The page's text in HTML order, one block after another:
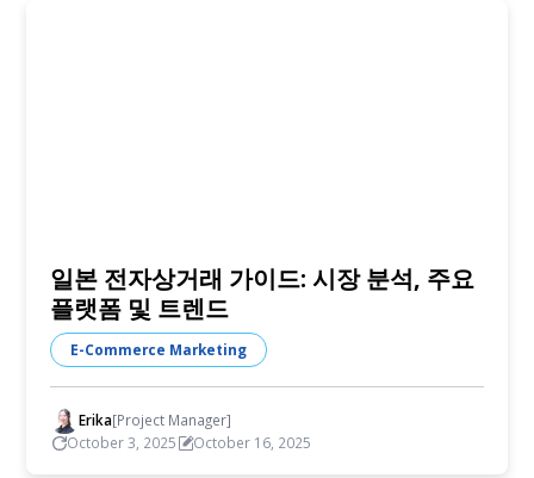
일본 전자상거래 가이드: 시장 분석, 주요
플랫폼 및 트렌드
E-Commerce Marketing
Erika[Project Manager]
October 3, 2025
October 16, 2025